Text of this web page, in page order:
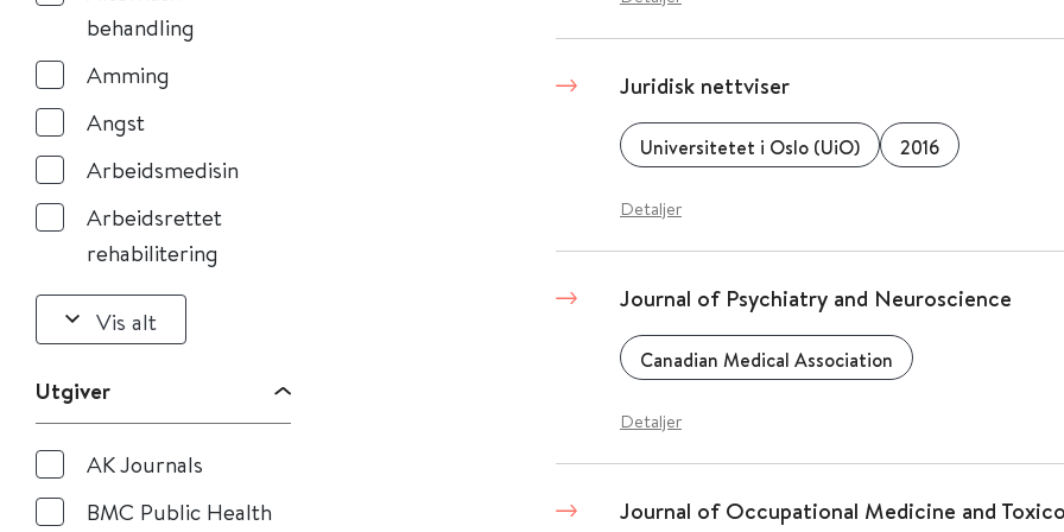
behandling
Amming
Angst
Arbeidsmedisin
Arbeidsrettet
rehabilitering
Vis alt
Utgiver
AK Journals
BMC Public Health
Juridisk nettviser
Universitetet i Oslo (UiO) 2016
Detaljer
Journal of Psychiatry and Neuroscience
Canadian Medical Association
Detaljer
Journal of Occupational Medicine and